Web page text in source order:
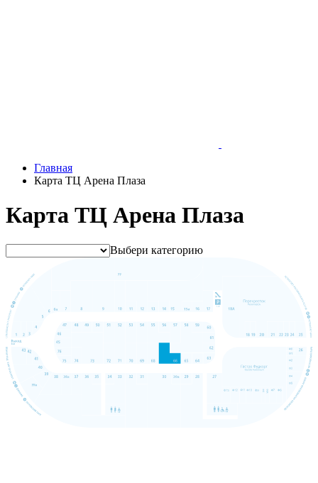
Главная
Карта ТЦ Арена Плаза
Карта ТЦ Арена Плаза
Выбери категорию